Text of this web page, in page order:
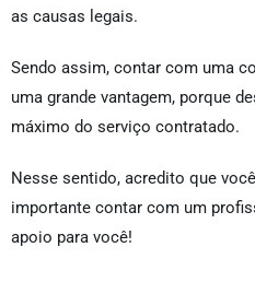
as causas legais.
Sendo assim, contar com uma
uma grande vantagem, porque
máximo do serviço contratado.
Nesse sentido, acredito que
importante contar com um
apoio para você!